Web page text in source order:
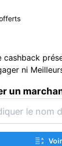
ni
un
A
Z